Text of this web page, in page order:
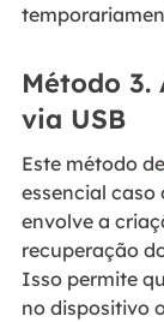
Método 3.
via USB
Este método de
essencial caso
envolve a
recuperação
Isso permite
no dispositivo